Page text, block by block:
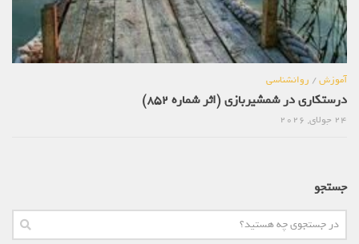
آموزش/روانشناسی
درستکاری در شمشیربازی (اثر شماره 852)
جستجو